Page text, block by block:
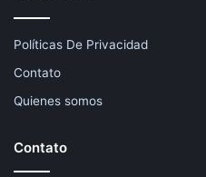
Políticas De Privacidad
Contato
Quienes somos
Contato